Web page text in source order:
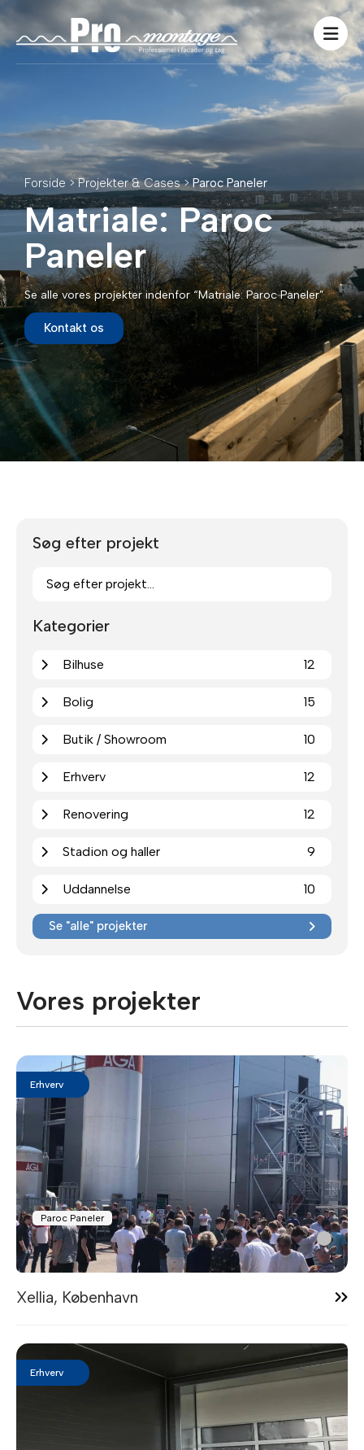
Forside > Projekter & Cases >Paroc Paneler
Matriale: Paroc
Paneler
Se alle vores projekter indenfor “Matriale: Paroc Paneler”
Kontakt os
Søg efter projekt
Kategorier
Bilhuse 12
Bolig 15
Butik / Showroom 10
Erhverv 12
Renovering 12
Stadion og haller 9
Uddannelse 10
Se "alle" projekter
Vores projekter
Erhverv
Paroc Paneler
10:16
Xellia, København
Erhverv